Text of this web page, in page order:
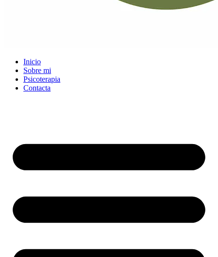
Inicio
Sobre mi
Psicoterapia
Contacta